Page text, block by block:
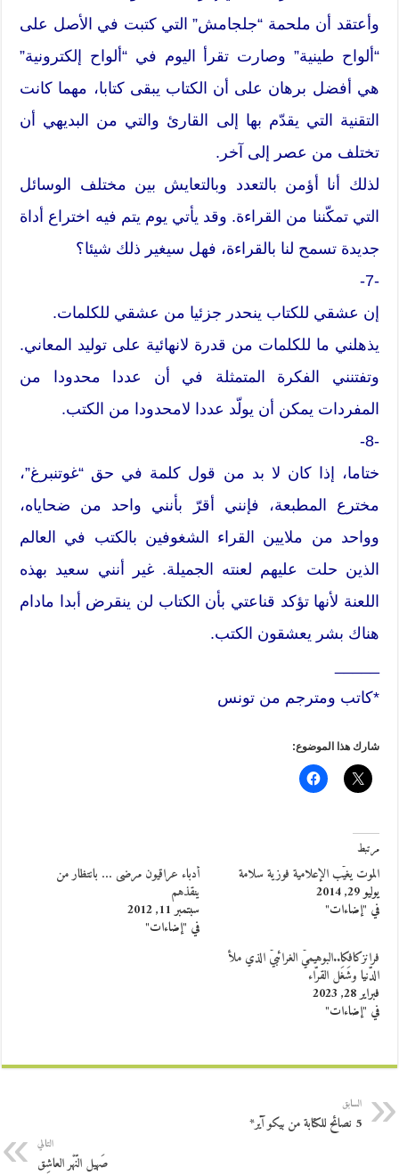
وأعتقد أن ملحمة “جلجامش” التي كتبت في الأصل على
“ألواح طينية” وصارت تقرأ اليوم في “ألواح إلكترونية”
هي أفضل برهان على أن الكتاب يبقى كتابا، مهما كانت
التقنية التي يقدّم بها إلى القارئ والتي من البديهي أن
تختلف من عصر إلى آخر.
لذلك أنا أؤمن بالتعدد وبالتعايش بين مختلف الوسائل
التي تمكّننا من القراءة. وقد يأتي يوم يتم فيه اختراع أداة
جديدة تسمح لنا بالقراءة، فهل سيغير ذلك شيئا؟
-7-
إن عشقي للكتاب ينحدر جزئيا من عشقي للكلمات.
يذهلني ما للكلمات من قدرة لانهائية على توليد المعاني.
وتفتنني الفكرة المتمثلة في أن عددا محدودا من
المفردات يمكن أن يولّد عددا لامحدودا من الكتب.
-8-
ختاما، إذا كان لا بد من قول كلمة في حق “غوتنبرغ”،
مخترع المطبعة، فإنني أقرّ بأنني واحد من ضحاياه،
وواحد من ملايين القراء الشغوفين بالكتب في العالم
الذين حلت عليهم لعنته الجميلة. غير أنني سعيد بهذه
اللعنة لأنها تؤكد قناعتي بأن الكتاب لن ينقرض أبدا مادام
هناك بشر يعشقون الكتب.
*كاتب ومترجم من تونس
شارك هذا الموضوع:
مرتبط
الموت يغيّب الإعلامية فوزية سلامة
يوليو 29, 2014
في "إضاءات"
أدباء عراقيون مرضى … بانتظار من
ينقذهم
سبتمبر 11, 2012
في "إضاءات"
فرانزكافكا..البوهيميّ الغرائبيّ الذي ملأ
الدّنيا وشَغَل القرّاء
فبراير 28, 2023
في "إضاءات"
السابق
5 نصائح للكتابة من بيكو آير*
التالي
صَهيل النّهْر العاشِق